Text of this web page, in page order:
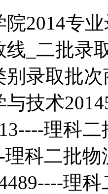
院2014专
线_二批录
录取批
技术
理科
理科二批
理